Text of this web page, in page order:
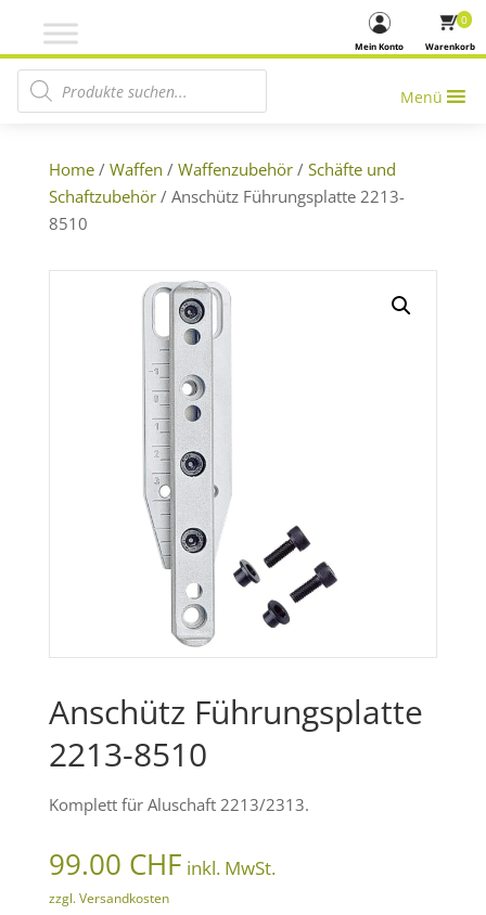
Warenkorb
0
Mein Konto
Products search
Menü
Home/ Waffen / Waffenzubehör/ Schäfte und
Schaftzubehör/ Anschütz Führungsplatte 2213-
8510
Anschütz Führungsplatte
2213-8510
Komplett für Aluschaft 2213/2313.
99.00 CHF inkl. MwSt.
zzgl. Versandkosten